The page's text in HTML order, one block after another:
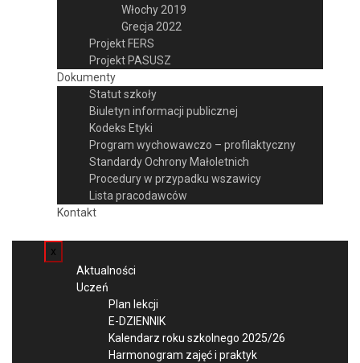
Włochy 2019
Grecja 2022
Projekt FERS
Projekt PASUSZ
Dokumenty
Statut szkoły
Biuletyn informacji publicznej
Kodeks Etyki
Program wychowawczo – profilaktyczny
Standardy Ochrony Małoletnich
Procedury w przypadku wszawicy
Lista pracodawców
Kontakt
x
Aktualności
Uczeń
Plan lekcji
E-DZIENNIK
Kalendarz roku szkolnego 2025/26
Harmonogram zajęć i praktyk